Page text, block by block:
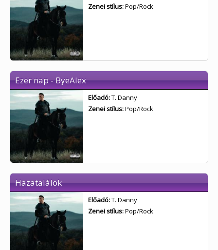
Zenei stílus:Pop/Rock
Ezer nap - ByeAlex
Előadó:T. Danny
Zenei stílus:Pop/Rock
Hazatalálok
Előadó:T. Danny
Zenei stílus:Pop/Rock